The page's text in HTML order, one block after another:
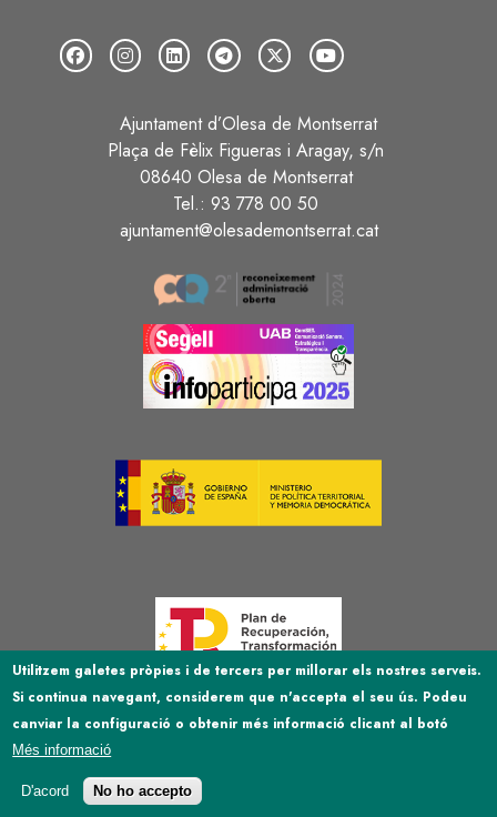
Ajuntament d’Olesa de Montserrat
Plaça de Fèlix Figueras i Aragay, s/n
08640 Olesa de Montserrat
Tel.: 93 778 00 50
ajuntament@olesademontserrat.cat
Image
Image
Image
Utilitzem galetes pròpies i de tercers per millorar els nostres serveis.
Si continua navegant, considerem que n'accepta el seu ús. Podeu
canviar la configuració o obtenir més informació clicant al botó
Més informació
D'acord No ho accepto